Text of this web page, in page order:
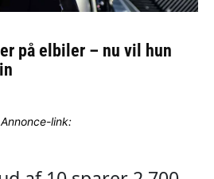
Annonce-link: